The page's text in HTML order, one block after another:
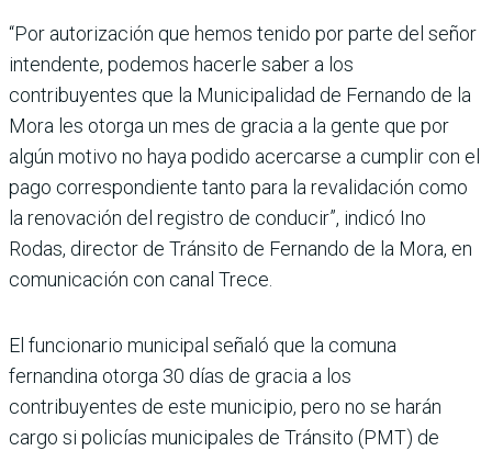
“Por autorización que hemos tenido por parte del señor
intendente, podemos hacerle saber a los
contribuyentes que la Municipalidad de Fernando de la
Mora les otorga un mes de gracia a la gente que por
algún motivo no haya podido acercarse a cumplir con el
pago correspondiente tanto para la revalidación como
la renovación del registro de conducir”, indicó Ino
Rodas, director de Tránsito de Fernando de la Mora, en
comunicación con canal Trece.
El funcionario municipal señaló que la comuna
fernandina otorga 30 días de gracia a los
contribuyentes de este municipio, pero no se harán
cargo si policías municipales de Tránsito (PMT) de